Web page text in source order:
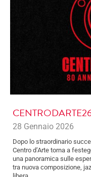
28 Gennaio 2026
Dopo lo straordinario
Centro d’Arte torna a
una panoramica sulle
tra nuova composizione,